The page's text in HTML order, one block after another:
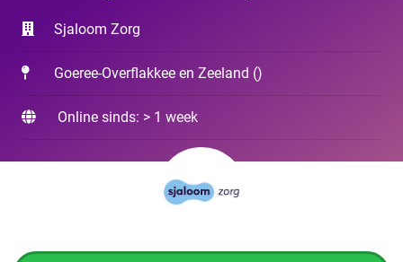
Sjaloom Zorg
Goeree-Overflakkee en Zeeland ()
Online sinds: > 1 week